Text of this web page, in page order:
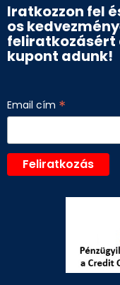
Iratkozzon fel
os
feliratkozásért
kupont adunk!
Email cím *